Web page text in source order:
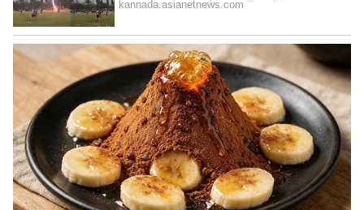
Image Credit :Asianet News
ಕುಂಭ ರಾಶಿ
ಗಂಭೀರ ಅನಾರೋಗ್ಯದಿಂದ ಬಳಲುತ್ತಿರುವವರ ಆರೋಗ್ಯ ಸ್ಥಿತಿ
ಹದಗೆಡಬಹುದು. ಇದಲ್ಲದೆ, ಬುದ್ಧಿವಂತ ವ್ಯವಹಾರ
ನಿರ್ಧಾರಗಳನ್ನು ತೆಗೆದುಕೊಳ್ಳದಿರುವುದು ಗಮನಾರ್ಹ ಆರ್ಥಿಕ
ನಷ್ಟಗಳಿಗೆ ಕಾರಣವಾಗಬಹುದು. ಈ ಸಮಯದಲ್ಲಿ
ಸಂಬಂಧಗಳು ಹದಗೆಡುವುದರಿಂದ ನೀವು ಒತ್ತಡವನ್ನು